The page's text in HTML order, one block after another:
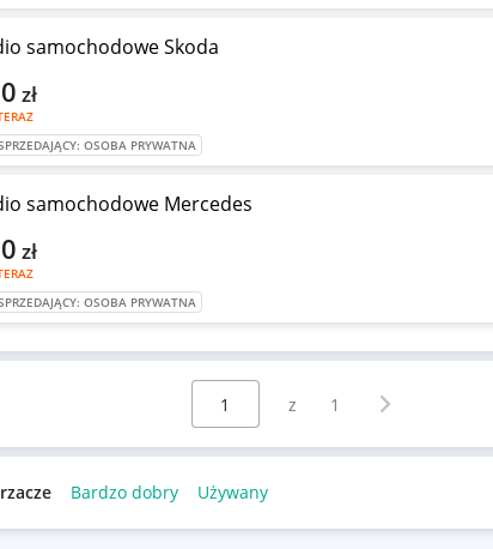
samochodowe Skoda
zł
OSOBA PRYWATNA
samochodowe Mercedes
zł
OSOBA PRYWATNA
Wybierz stronę:
z 1 Następna strona
Bardzo dobry Używany